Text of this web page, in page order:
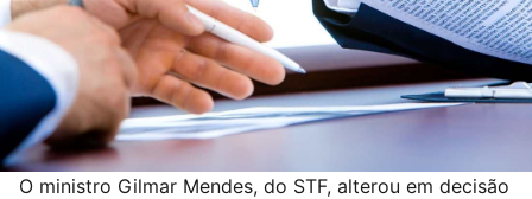
O ministro Gilmar Mendes, do STF, alterou em decisão